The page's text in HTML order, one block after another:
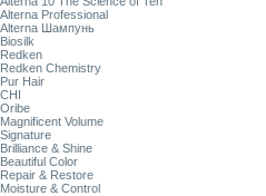
Alterna Professional
Alterna Шампунь
Biosilk
Redken
Redken Chemistry
Pur Hair
CHI
Oribe
Magnificent Volume
Signature
Brilliance & Shine
Beautiful Color
Repair & Restore
Moisture & Control